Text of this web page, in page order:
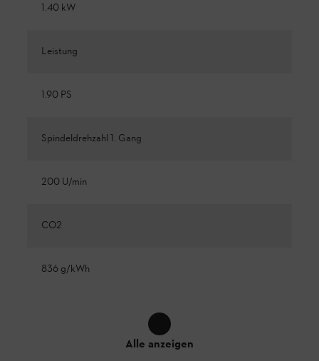
1.40 kW
Leistung
1.90 PS
Spindeldrehzahl 1. Gang
200 U/min
CO2
836 g/kWh
Alle anzeigen